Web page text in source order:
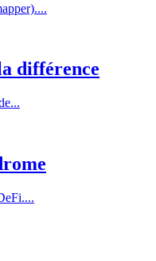
différence